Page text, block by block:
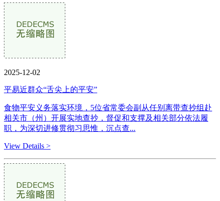
2025-12-02
平易近群众“舌尖上的平安”
食物平安义务落实环境，5位省常委会副从任别离带查抄组赴
相关市（州）开展实地查抄，督促和支撑及相关部分依法履
职，为深切进修贯彻习思惟，沉点查...
View Details >